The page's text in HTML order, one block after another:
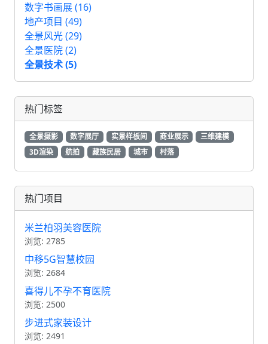
数字书画展 (16)
地产项目 (49)
全景风光 (29)
全景医院 (2)
全景技术 (5)
热门标签
全景摄影 数字展厅 实景样板间 商业展示
三维建模
3D渲染
航拍 藏族民居 城市 村落
热门项目
米兰柏羽美容医院
浏览: 2785
中移5G智慧校园
浏览: 2684
喜得儿不孕不育医院
浏览: 2500
步进式家装设计
浏览: 2491